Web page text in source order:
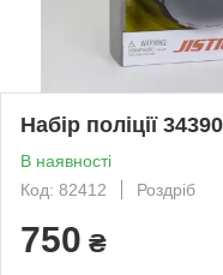
Набір поліції
В наявності
Код: 82412
Роздріб
750 ₴